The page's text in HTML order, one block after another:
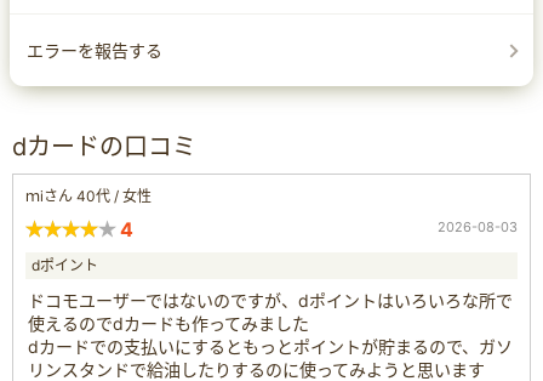
エラーを報告する
dカードの口コミ
ｍiさん 40代 / 女性
4 2026-08-03
dポイント
ドコモユーザーではないのですが、dポイントはいろいろな所で
使えるのでdカードも作ってみました
dカードでの支払いにするともっとポイントが貯まるので、ガソ
リンスタンドで給油したりするのに使ってみようと思います